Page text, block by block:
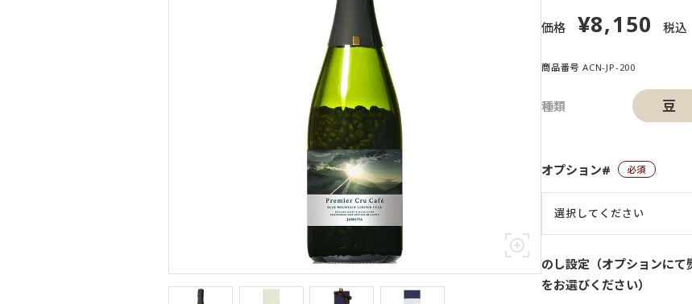
価格 ¥8,150 税込
商品番号 ACN-JP-200
豆
オプション#
のし設定（オプションに
をお選びください）